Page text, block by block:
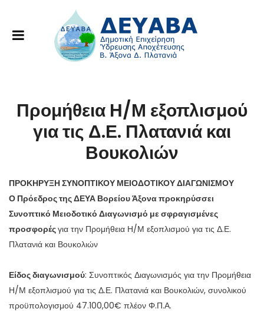
Προμήθεια Η/Μ εξοπλισμού
για τις Δ.Ε. Πλατανιά και
Βουκολιών
ΠΡΟΚΗΡΥΞΗ ΣΥΝΟΠΤΙΚΟΥ ΜΕΙΟΔΟΤΙΚΟΥ ΔΙΑΓΩΝΙΣΜΟΥ
Ο Πρόεδρος της ΔΕΥΑ Βορείου Άξονα προκηρύσσει
Συνοπτικό Μειοδοτικό Διαγωνισμό με σφραγισμένες
προσφορέςγια την Προμήθεια Η/Μ εξοπλισμού για τις Δ.Ε.
Πλατανιά και Βουκολιών
Είδος διαγωνισμού: Συνοπτικός Διαγωνισμός για την Προμήθεια
Η/Μ εξοπλισμού για τις Δ.Ε. Πλατανιά και Βουκολιών, συνολικού
προϋπολογισμού 47.100,00€ πλέον Φ.Π.Α.